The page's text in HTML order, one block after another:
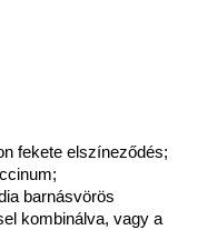
fekete elszíneződés;
barnásvörös
kombinálva, vagy a